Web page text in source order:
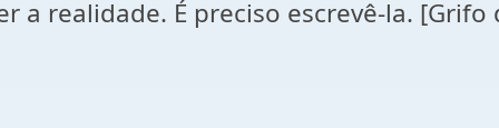
a realidade. É preciso escrevê-la. [Grifo